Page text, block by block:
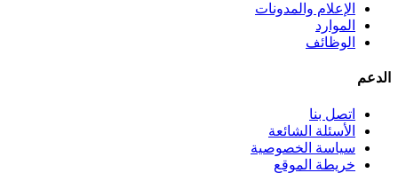
الإعلام والمدونات
الموارد
الوظائف
اتصل بنا
الأسئلة الشائعة
سياسة الخصوصية
خريطة الموقع